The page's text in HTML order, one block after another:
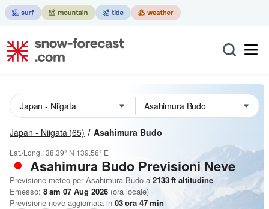
Japan - Niigata (65) Asahimura Budo
Lat./Long.:38.39° N 139.56° E
Asahimura Budo Previsioni Neve
Previsione meteo per Asahimura Budo a 2133ft altitudine
Emesso: 8 am 07 Aug 2026 (ora locale)
Previsione neve aggiornata in 03ora 47min